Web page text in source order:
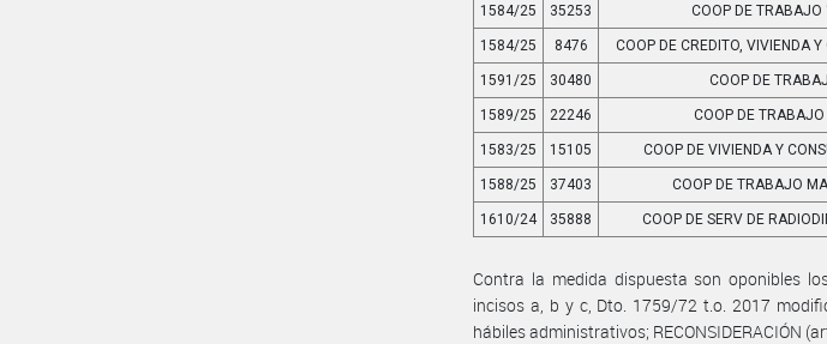
1584/25 35253 COOP DE TRABAJO
1584/25 8476 COOP DE CREDITO, VIVIENDA
1591/25 30480 COOP DE
1589/25 22246 COOP DE TRABAJO
1583/25 15105 COOP DE VIVIENDA Y
1588/25 37403 COOP DE TRABAJO
1610/24 35888 COOP DE SERV DE
Contra la medida dispuesta son oponibles
incisos a, b y c, Dto. 1759/72 t.o. 2017
hábiles administrativos; RECONSIDERACIÓN